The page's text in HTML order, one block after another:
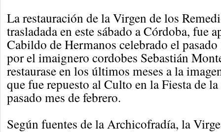
La restauración de la Virgen de los
trasladada en este sábado a Córdoba, fue
Cabildo de Hermanos celebrado el
por el imaignero cordobes Sebastián
restaurase en los últimos meses a la
que fue repuesto al Culto en la Fiesta de
pasado mes de febrero.
Según fuentes de la Archicofradía, la